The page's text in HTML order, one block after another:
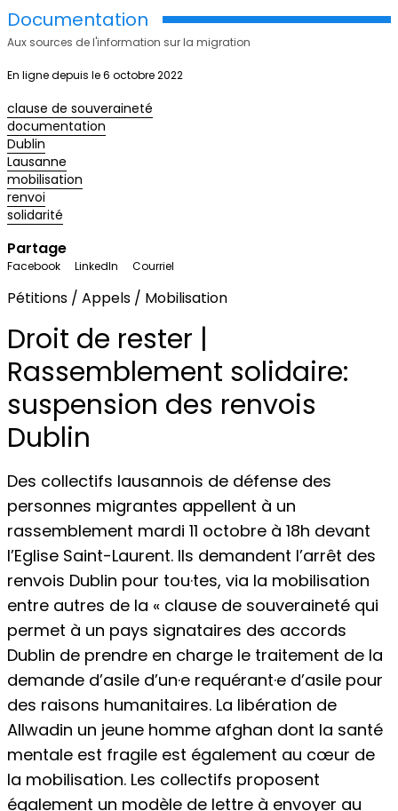
Documentation
Aux sources de l'information sur la migration
En ligne depuis le 6 octobre 2022
clause de souveraineté
documentation
Dublin
Lausanne
mobilisation
renvoi
solidarité
Partage
Facebook LinkedIn Courriel
Pétitions / Appels / Mobilisation
Droit de rester |
Rassemblement solidaire:
suspension des renvois
Dublin
Des collectifs lausannois de défense des
personnes migrantes appellent à un
rassemblement mardi 11 octobre à 18h devant
l’Eglise Saint-Laurent. Ils demandent l’arrêt des
renvois Dublin pour tou·tes, via la mobilisation
entre autres de la « clause de souveraineté qui
permet à un pays signataires des accords
Dublin de prendre en charge le traitement de la
demande d’asile d’un·e requérant·e d’asile pour
des raisons humanitaires. La libération de
Allwadin un jeune homme afghan dont la santé
mentale est fragile est également au cœur de
la mobilisation. Les collectifs proposent
également un modèle de lettre à envoyer au